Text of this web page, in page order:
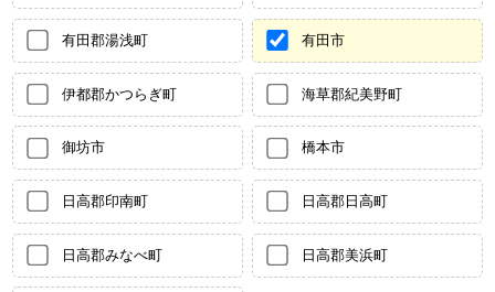
有田郡湯浅町 有田市
伊都郡かつらぎ町 海草郡紀美野町
御坊市 橋本市
日高郡印南町 日高郡日高町
日高郡みなべ町 日高郡美浜町